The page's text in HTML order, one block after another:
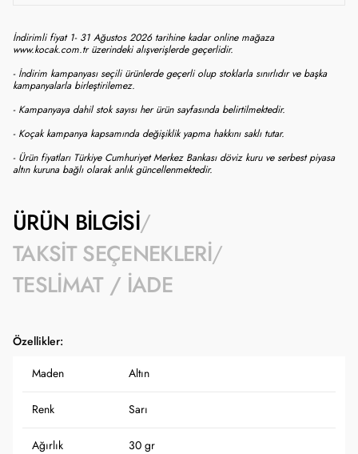
İndirimli fiyat 1- 31 Ağustos 2026 tarihine kadar online mağaza
www.kocak.com.tr üzerindeki alışverişlerde geçerlidir.
- İndirim kampanyası seçili ürünlerde geçerli olup stoklarla sınırlıdır ve başka
kampanyalarla birleştirilemez.
- Kampanyaya dahil stok sayısı her ürün sayfasında belirtilmektedir.
- Koçak kampanya kapsamında değişiklik yapma hakkını saklı tutar.
- Ürün fiyatları Türkiye Cumhuriyet Merkez Bankası döviz kuru ve serbest piyasa
altın kuruna bağlı olarak anlık güncellenmektedir.
ÜRÜN BILGISI
TAKSIT SEÇENEKLERI
TESLIMAT / İADE
Özellikler:
Maden Altın
Renk Sarı
Ağırlık 30 gr